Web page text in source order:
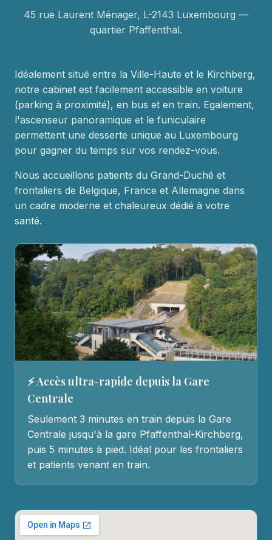
45 rue Laurent Ménager, L-2143 Luxembourg —
quartier Pfaffenthal.
Idéalement situé entre la Ville-Haute et le Kirchberg,
notre cabinet est facilement accessible en voiture
(parking à proximité), en bus et en train. Egalement,
l'ascenseur panoramique et le funiculaire
permettent une desserte unique au Luxembourg
pour gagner du temps sur vos rendez-vous.
Nous accueillons patients du Grand-Duché et
frontaliers de Belgique, France et Allemagne dans
un cadre moderne et chaleureux dédié à votre
santé.
⚡ Accès ultra-rapide depuis la Gare
Centrale
Seulement 3 minutes en train depuis la Gare
Centrale jusqu'à la gare Pfaffenthal-Kirchberg,
puis 5 minutes à pied. Idéal pour les frontaliers
et patients venant en train.